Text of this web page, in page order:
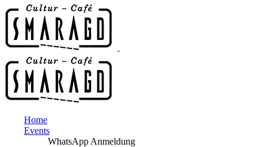
Home
Events
WhatsApp Anmeldung